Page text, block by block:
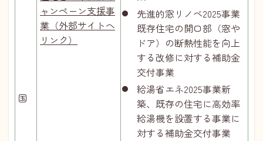
国
ャンペーン支援事
業（外部サイトへ
リンク）
先進的窓リノベ2025事業
既存住宅の開口部（窓や
ドア）の断熱性能を向上
する改修に対する補助金
交付事業
給湯省エネ2025事業新
築、既存の住宅に高効率
給湯機を設置する事業に
対する補助金交付事業